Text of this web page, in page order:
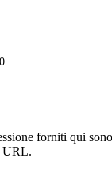
forniti qui
URL.